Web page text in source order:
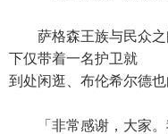
萨格森王族与民众之
下仅带着一名护卫就
到处闲逛、布伦希尔德
「非常感谢，大家。